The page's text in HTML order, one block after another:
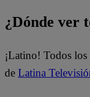
¿Dónde ver
¡Latino! Todos
de Latina